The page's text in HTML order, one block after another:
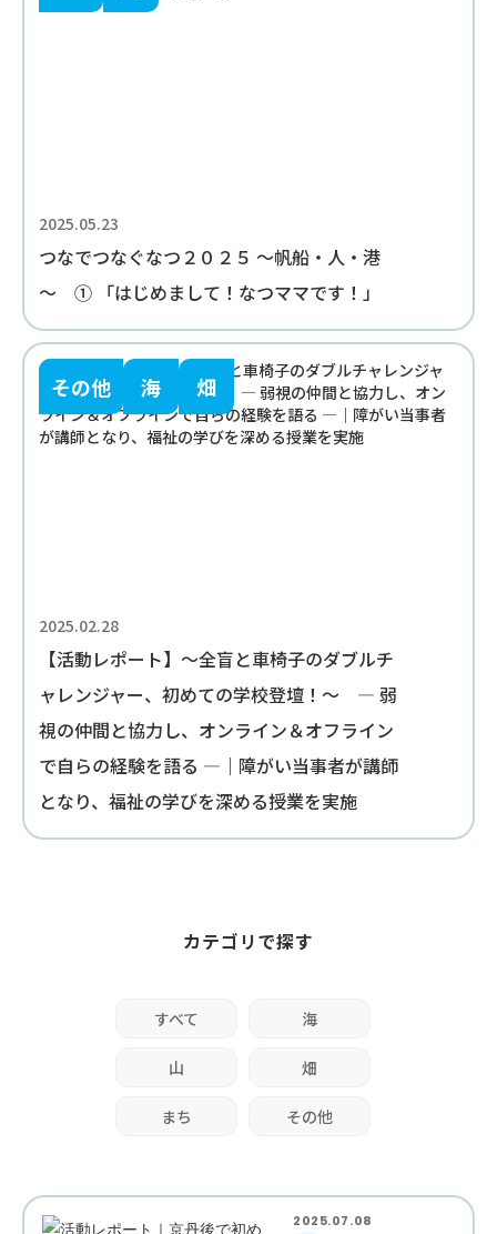
2025.05.23
つなでつなぐなつ２０２５ ～帆船・人・港
～ ① 「はじめまして！なつママです！」
その他 海 畑
2025.02.28
【活動レポート】～全盲と車椅子のダブルチ
ャレンジャー、初めての学校登壇！～ — 弱
視の仲間と協力し、オンライン＆オフライン
で自らの経験を語る —｜障がい当事者が講師
となり、福祉の学びを深める授業を実施
カテゴリで探す
すべて 海
山 畑
まち その他
2025.07.08